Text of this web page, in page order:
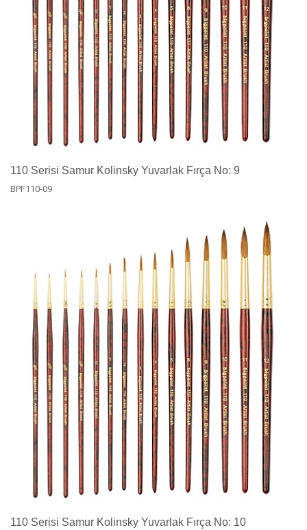
110 Serisi Samur Kolinsky Yuvarlak Fırça No: 9
BPF110-09
110 Serisi Samur Kolinsky Yuvarlak Fırça No: 10